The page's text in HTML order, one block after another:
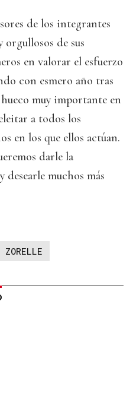
de los integrantes
de sus
en valorar el esfuerzo
con esmero año tras
muy importante en
a todos los
en los que ellos actúan.
darle la
desearle muchos más
ZORELLE